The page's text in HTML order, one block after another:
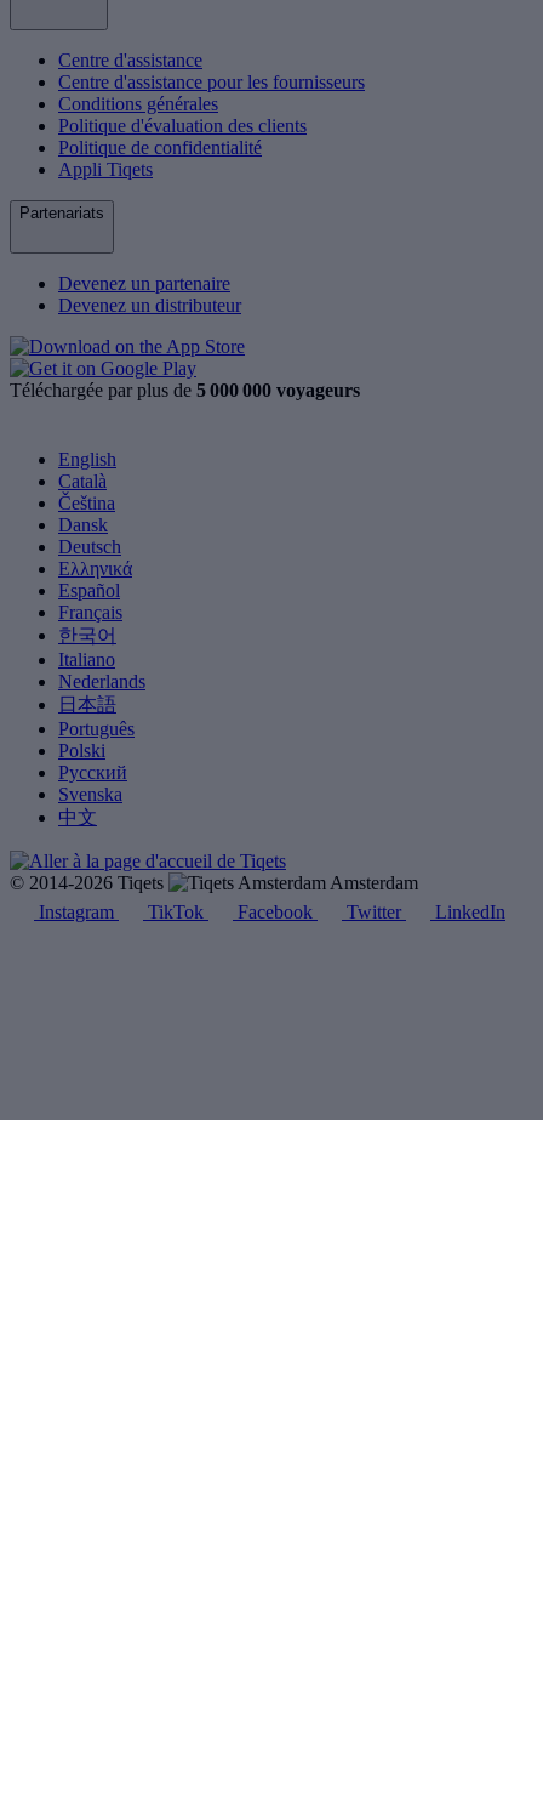
Centre d'assistance
Centre d'assistance pour les fournisseurs
Conditions générales
Politique d'évaluation des clients
Politique de confidentialité
Appli Tiqets
Partenariats
Devenez un partenaire
Devenez un distributeur
Téléchargée par plus de 5 000 000 voyageurs
English
Català
Čeština
Dansk
Deutsch
Ελληνικά
Español
Français
한국어
Italiano
Nederlands
日本語
Português
Polski
Русский
Svenska
中文
© 2014-2026 Tiqets
Amsterdam
Instagram
TikTok Facebook Twitter LinkedIn